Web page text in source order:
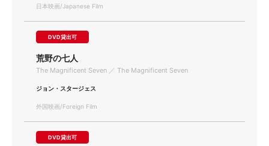
日本映画/Japanese Film
DVD貸出可
荒野の七人
The Magnificent Seven ／ The Magnificent Seven
ジョン・スタージェス
外国映画/Foreign Film
DVD貸出可